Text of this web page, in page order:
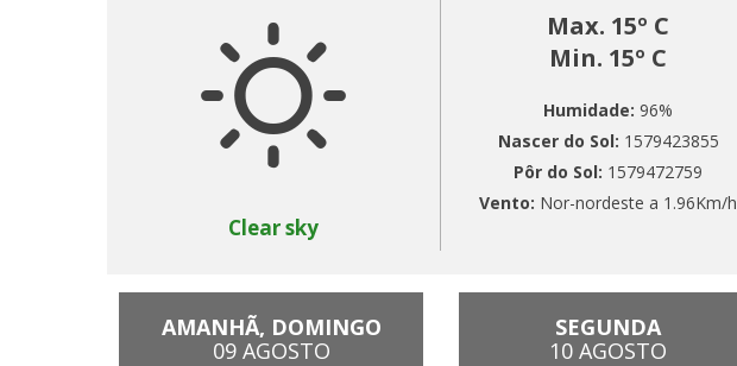
Clear sky
Max. 15º C
Min. 15º C
Humidade: 96%
Nascer do Sol: 1579423855
Pôr do Sol: 1579472759
Vento: Nor-nordeste a 1.96Km/h
AMANHÃ, DOMINGO
09 AGOSTO
SEGUNDA
10 AGOSTO